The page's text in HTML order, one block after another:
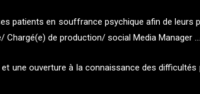
patients en souffrance psychique afin de leurs
Chargé(e) de production/ social Media Manager
une ouverture à la connaissance des